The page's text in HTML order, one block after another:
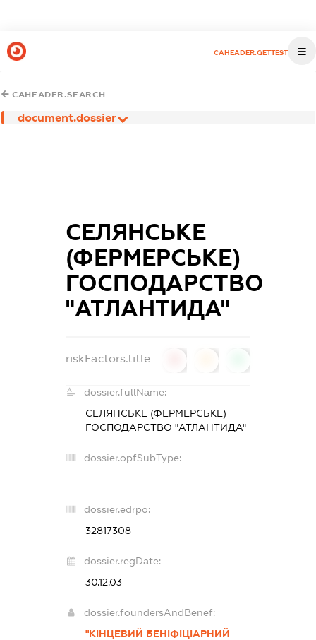
CAHEADER.GETTEST
CAHEADER.SEARCH
document.dossier
СЕЛЯНСЬКЕ
(ФЕРМЕРСЬКЕ)
ГОСПОДАРСТВО
"АТЛАНТИДА"
riskFactors.title
dossier.fullName:
СЕЛЯНСЬКЕ (ФЕРМЕРСЬКЕ)
ГОСПОДАРСТВО "АТЛАНТИДА"
dossier.opfSubType:
-
dossier.edrpo:
32817308
dossier.regDate:
30.12.03
dossier.foundersAndBenef:
"КІНЦЕВИЙ БЕНІФІЦІАРНИЙ